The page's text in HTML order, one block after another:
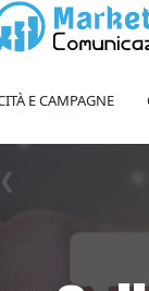
E CAMPAGNE